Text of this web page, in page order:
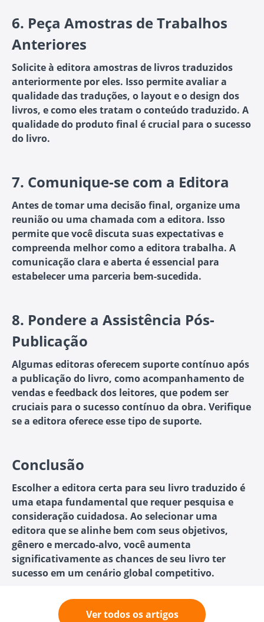
6. Peça Amostras de Trabalhos
Anteriores
Solicite à editora amostras de livros traduzidos
anteriormente por eles. Isso permite avaliar a
qualidade das traduções, o layout e o design dos
livros, e como eles tratam o conteúdo traduzido. A
qualidade do produto final é crucial para o sucesso
do livro.
7. Comunique-se com a Editora
Antes de tomar uma decisão final, organize uma
reunião ou uma chamada com a editora. Isso
permite que você discuta suas expectativas e
compreenda melhor como a editora trabalha. A
comunicação clara e aberta é essencial para
estabelecer uma parceria bem-sucedida.
8. Pondere a Assistência Pós-
Publicação
Algumas editoras oferecem suporte contínuo após
a publicação do livro, como acompanhamento de
vendas e feedback dos leitores, que podem ser
cruciais para o sucesso contínuo da obra. Verifique
se a editora oferece esse tipo de suporte.
Conclusão
Escolher a editora certa para seu livro traduzido é
uma etapa fundamental que requer pesquisa e
consideração cuidadosa. Ao selecionar uma
editora que se alinhe bem com seus objetivos,
gênero e mercado-alvo, você aumenta
significativamente as chances de seu livro ter
sucesso em um cenário global competitivo.
Ver todos os artigos